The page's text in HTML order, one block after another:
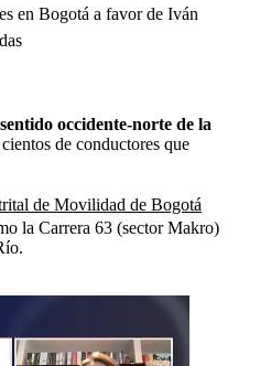
en Bogotá a favor de Iván
sentido occidente-norte de la
de conductores que
de Movilidad de Bogotá
la Carrera 63 (sector Makro)